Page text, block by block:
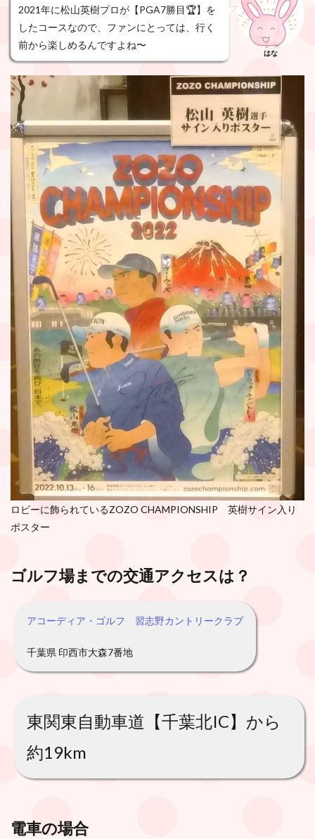
2021年に松山英樹プロが【PGA7勝目🏆】を
したコースなので、ファンにとっては、行く
前から楽しめるんですよね〜
はな
ロビーに飾られているZOZO CHAMPIONSHIP 英樹サイン入り
ポスター
ゴルフ場までの交通アクセスは？
アコーディア・ゴルフ 習志野カントリークラブ
千葉県 印西市大森7番地
東関東自動車道【千葉北IC】から
約19km
電車の場合